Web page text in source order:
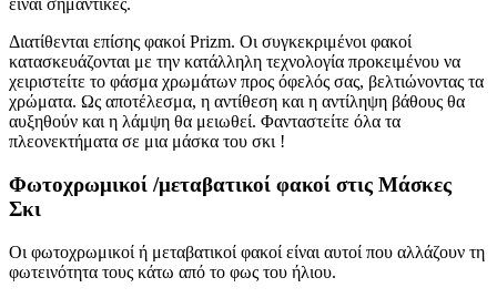
είναι σημαντικές.
Διατίθενται επίσης φακοί Prizm. Οι συγκεκριμένοι φακοί
κατασκευάζονται με την κατάλληλη τεχνολογία προκειμένου να
χειριστείτε το φάσμα χρωμάτων προς όφελός σας, βελτιώνοντας τα
χρώματα. Ως αποτέλεσμα, η αντίθεση και η αντίληψη βάθους θα
αυξηθούν και η λάμψη θα μειωθεί. Φανταστείτε όλα τα
πλεονεκτήματα σε μια μάσκα του σκι !
Φωτοχρωμικοί /μεταβατικοί φακοί στις Μάσκες
Σκι
Οι φωτοχρωμικοί ή μεταβατικοί φακοί είναι αυτοί που αλλάζουν τη
φωτεινότητα τους κάτω από το φως του ήλιου.